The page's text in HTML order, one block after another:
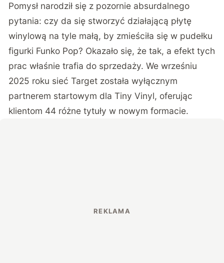
Pomysł narodził się z pozornie absurdalnego
pytania: czy da się stworzyć działającą płytę
winylową na tyle małą, by zmieściła się w pudełku
figurki Funko Pop? Okazało się, że tak, a efekt tych
prac właśnie trafia do sprzedaży. We wrześniu
2025 roku sieć Target została wyłącznym
partnerem startowym dla Tiny Vinyl, oferując
klientom 44 różne tytuły w nowym formacie.